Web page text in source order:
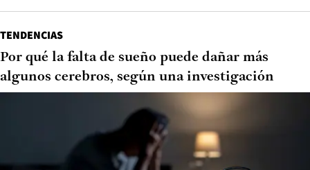
TENDENCIAS
Por qué la falta de sueño puede dañar más
algunos cerebros, según una investigación